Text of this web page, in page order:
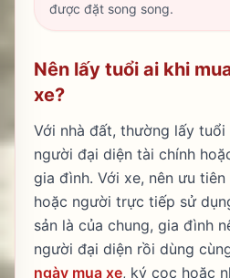
được đặt song song.
Nên lấy tuổi ai khi
xe?
Với nhà đất, thường lấy
người đại diện tài chính
gia đình. Với xe, nên ưu
hoặc người trực tiếp sử
sản là của chung, gia đình
người đại diện rồi dùng
ngày mua xe, ký cọc hoặc